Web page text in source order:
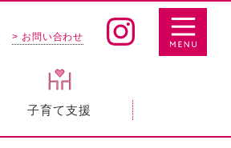
> お問い合わせ
子育て支援